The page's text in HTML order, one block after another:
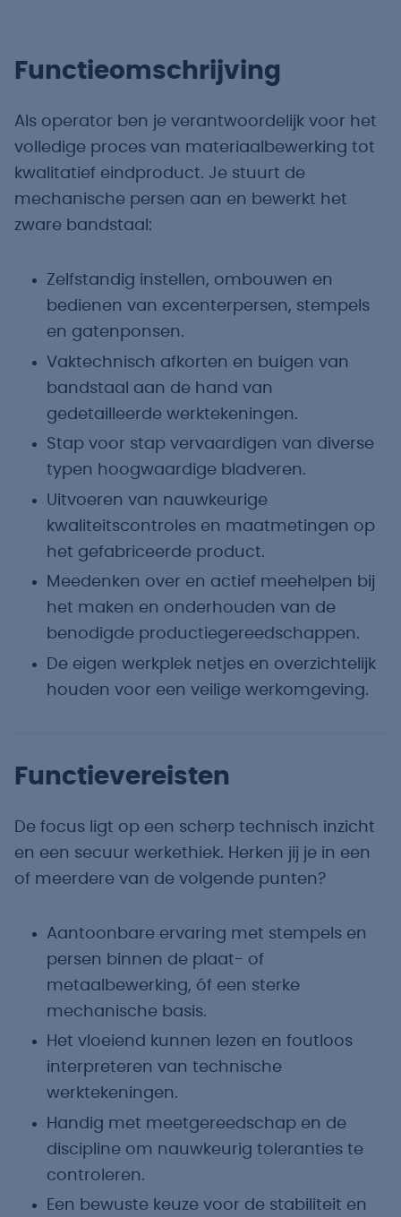
Functieomschrijving
Als operator ben je verantwoordelijk voor het
volledige proces van materiaalbewerking tot
kwalitatief eindproduct. Je stuurt de
mechanische persen aan en bewerkt het
zware bandstaal:
Zelfstandig instellen, ombouwen en
bedienen van excenterpersen, stempels
en gatenponsen.
Vaktechnisch afkorten en buigen van
bandstaal aan de hand van
gedetailleerde werktekeningen.
Stap voor stap vervaardigen van diverse
typen hoogwaardige bladveren.
Uitvoeren van nauwkeurige
kwaliteitscontroles en maatmetingen op
het gefabriceerde product.
Meedenken over en actief meehelpen bij
het maken en onderhouden van de
benodigde productiegereedschappen.
De eigen werkplek netjes en overzichtelijk
houden voor een veilige werkomgeving.
Functievereisten
De focus ligt op een scherp technisch inzicht
en een secuur werkethiek. Herken jij je in een
of meerdere van de volgende punten?
Aantoonbare ervaring met stempels en
persen binnen de plaat- of
metaalbewerking, óf een sterke
mechanische basis.
Het vloeiend kunnen lezen en foutloos
interpreteren van technische
werktekeningen.
Handig met meetgereedschap en de
discipline om nauwkeurig toleranties te
controleren.
Een bewuste keuze voor de stabiliteit en